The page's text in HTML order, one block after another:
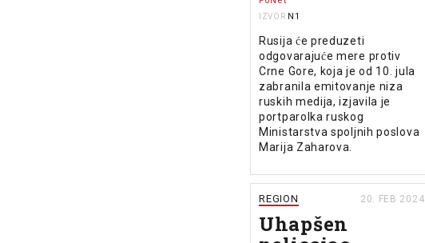
IZVOR N1
Rusija će preduzeti
odgovarajuće mere protiv
Crne Gore, koja je od 10. jula
zabranila emitovanje niza
ruskih medija, izjavila je
portparolka ruskog
Ministarstva spoljnih poslova
Marija Zaharova.
REGION 20. FEB 2024.
Uhapšen